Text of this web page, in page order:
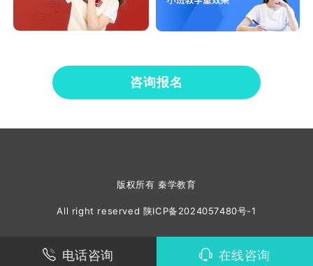
咨询报名
版权所有 秦学教育
All right reserved 陕ICP备2024057480号-1
电话咨询 在线咨询